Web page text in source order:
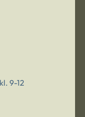
9-12